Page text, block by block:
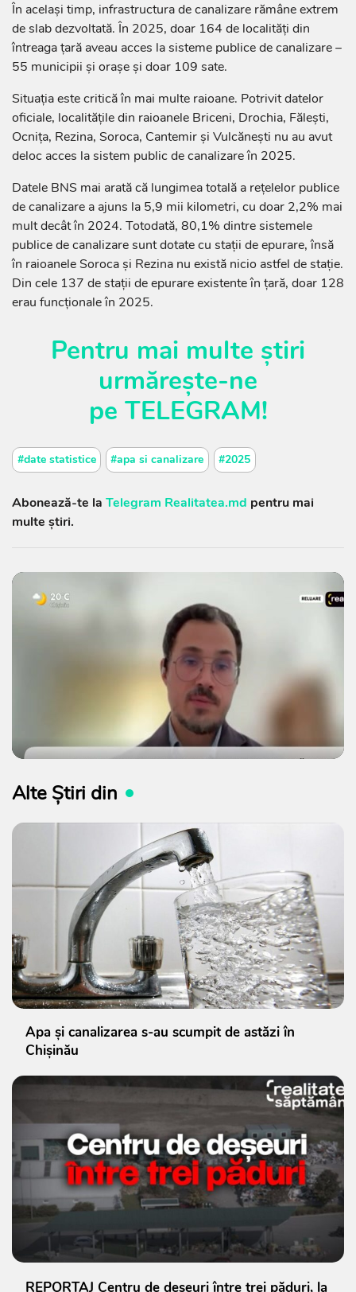
În același timp, infrastructura de canalizare rămâne extrem
de slab dezvoltată. În 2025, doar 164 de localități din
întreaga țară aveau acces la sisteme publice de canalizare –
55 municipii și orașe și doar 109 sate.
Situația este critică în mai multe raioane. Potrivit datelor
oficiale, localitățile din raioanele Briceni, Drochia, Fălești,
Ocnița, Rezina, Soroca, Cantemir și Vulcănești nu au avut
deloc acces la sistem public de canalizare în 2025.
Datele BNS mai arată că lungimea totală a rețelelor publice
de canalizare a ajuns la 5,9 mii kilometri, cu doar 2,2% mai
mult decât în 2024. Totodată, 80,1% dintre sistemele
publice de canalizare sunt dotate cu stații de epurare, însă
în raioanele Soroca și Rezina nu există nicio astfel de stație.
Din cele 137 de stații de epurare existente în țară, doar 128
erau funcționale în 2025.
Pentru mai multe știri
urmărește-ne
pe TELEGRAM!
#date statistice #apa si canalizare #2025
Abonează-te la Telegram Realitatea.md pentru mai
multe știri.
Alte Știri din
Apa și canalizarea s-au scumpit de astăzi în
Chișinău
REPORTAJ Centru de deșeuri între trei păduri, la